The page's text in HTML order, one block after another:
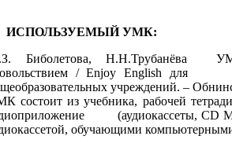
ИСПОЛЬЗУЕМЫЙ УМК:
Биболетова, Н.Н.Трубанёва
/ Enjoy English
учреждений. –
состоит из учебника, рабочей
(аудиокассеты, СD
обучающими